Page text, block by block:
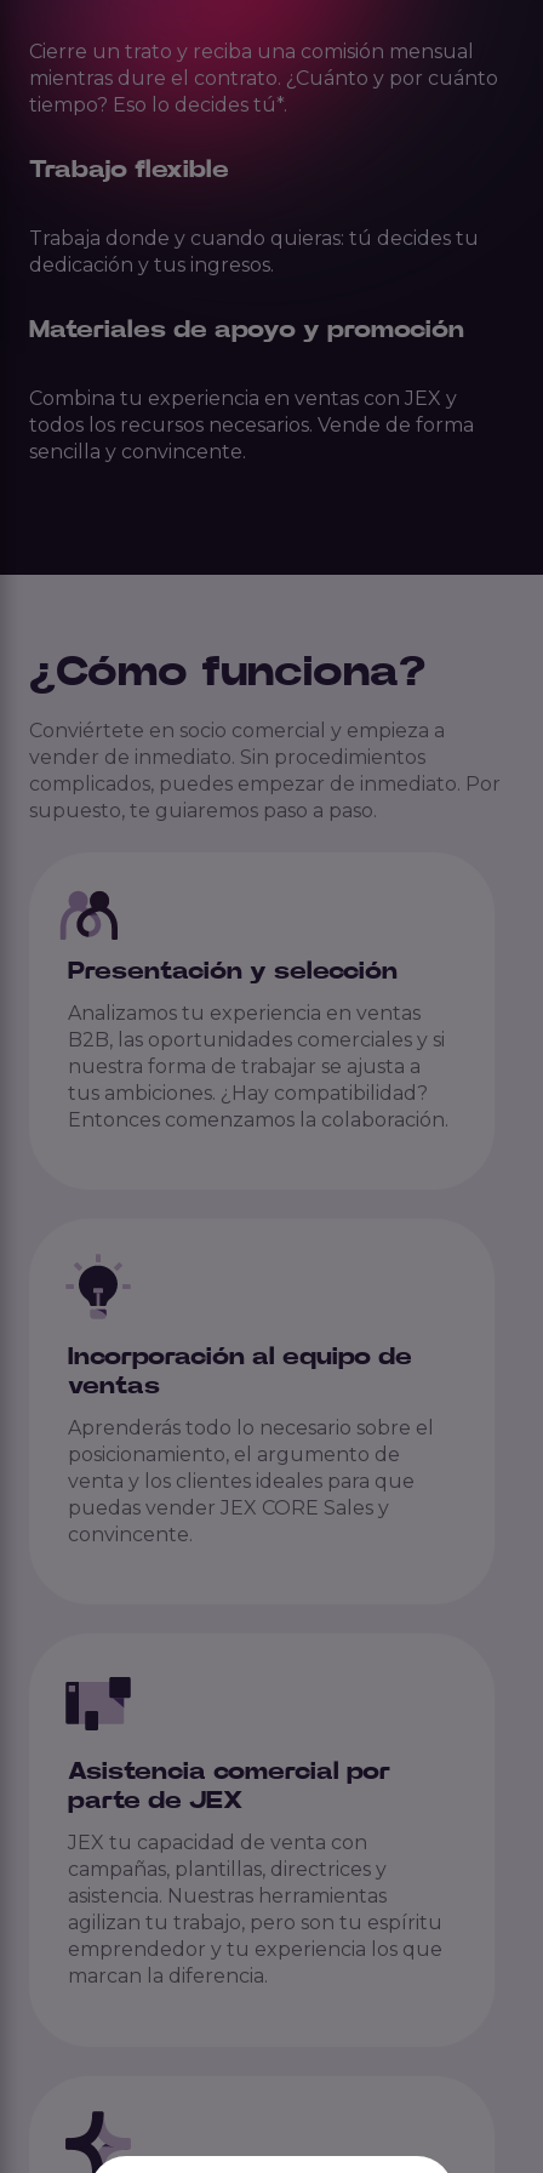
Cierre un trato y reciba una comisión mensual
mientras dure el contrato. ¿Cuánto y por cuánto
tiempo? Eso lo decides tú*.
Trabajo flexible
Trabaja donde y cuando quieras: tú decides tu
dedicación y tus ingresos.
Materiales de apoyo y promoción
Combina tu experiencia en ventas con JEX y
todos los recursos necesarios. Vende de forma
sencilla y convincente.
¿Cómo funciona?
Conviértete en socio comercial y empieza a
vender de inmediato. Sin procedimientos
complicados, puedes empezar de inmediato. Por
supuesto, te guiaremos paso a paso.
Presentación y selección
Analizamos tu experiencia en ventas
B2B, las oportunidades comerciales y si
nuestra forma de trabajar se ajusta a
tus ambiciones. ¿Hay compatibilidad?
Entonces comenzamos la colaboración.
Incorporación al equipo de
ventas
Aprenderás todo lo necesario sobre el
posicionamiento, el argumento de
venta y los clientes ideales para que
puedas vender JEX CORE Sales y
convincente.
Asistencia comercial por
parte de JEX
JEX tu capacidad de venta con
campañas, plantillas, directrices y
asistencia. Nuestras herramientas
agilizan tu trabajo, pero son tu espíritu
emprendedor y tu experiencia los que
marcan la diferencia.